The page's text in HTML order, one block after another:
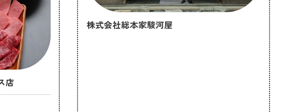
店
株式会社総本家駿河屋